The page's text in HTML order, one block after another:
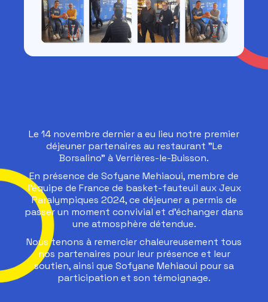
Le 14 novembre dernier a eu lieu notre premier
déjeuner partenaires au restaurant "Le
Borsalino" à Verrières-le-Buisson.
En présence de Sofyane Mehiaoui, membre de
l’équipe de France de basket-fauteuil aux Jeux
Paralympiques 2024, ce déjeuner a permis de
passer un moment convivial et d’échanger dans
une atmosphère détendue.
Nous tenons à remercier chaleureusement tous
nos partenaires pour leur présence et leur
soutien, ainsi que Sofyane Mehiaoui pour sa
participation et son témoignage.